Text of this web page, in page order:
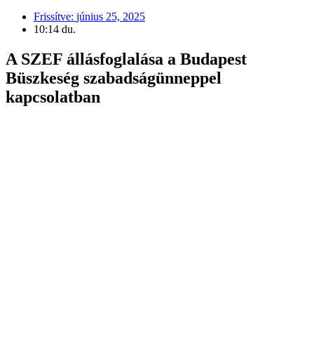
Frissítve: június 25, 2025
10:14 du.
A SZEF állásfoglalása a Budapest
Büszkeség szabadságünneppel
kapcsolatban